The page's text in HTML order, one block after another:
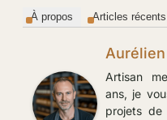
À propos Articles récents
Artisan
ans, je
projets de